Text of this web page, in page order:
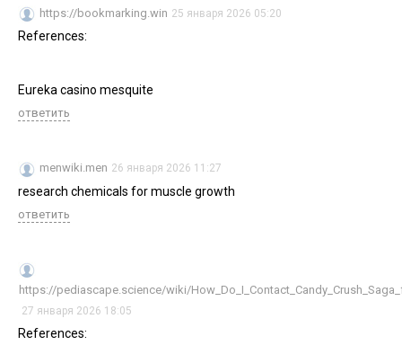
https://bookmarking.win 25 января 2026 05:20
References:
Eureka casino mesquite
ответить
menwiki.men 26 января 2026 11:27
research chemicals for muscle growth
ответить
https://pediascape.science/wiki/
27 января 2026 18:05
References: